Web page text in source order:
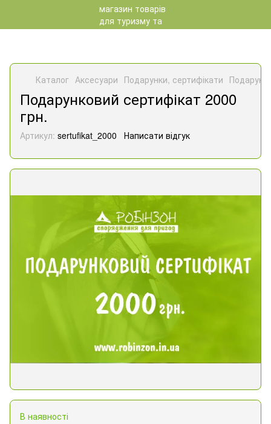
Каталог Аксесуари Подарунки, сертифікати
Подарунковий сертифікат 2000
грн.
Артикул: sertufikat_2000 Написати відгук
В наявності